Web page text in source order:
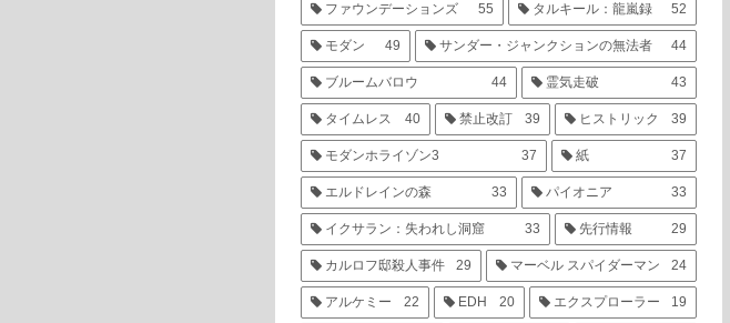
ファウンデーションズ 55 タルキール：龍嵐録 52
モダン 49 サンダー・ジャンクションの無法者 44
ブルームバロウ 44 霊気走破 43
タイムレス 40 禁止改訂 39 ヒストリック 39
モダンホライゾン3 37 紙 37
エルドレインの森 33 パイオニア 33
イクサラン：失われし洞窟 33 先行情報 29
カルロフ邸殺人事件 29 マーベル スパイダーマン 24
アルケミー 22 EDH 20 エクスプローラー 19